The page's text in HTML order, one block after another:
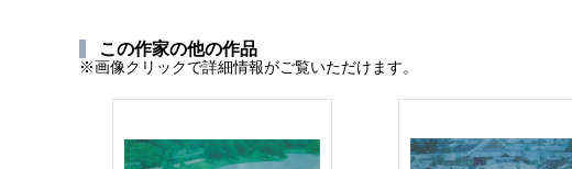
この作家の他の作品
※画像クリックで詳細情報がご覧いただけます。